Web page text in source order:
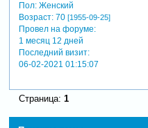
Пол:Женский
Возраст:70 [1955-09-25]
Провел на форуме:
1 месяц 12 дней
Последний визит:
06-02-2021 01:15:07
Страница: 1